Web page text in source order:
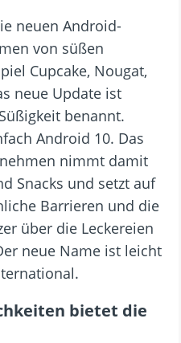
neuen Android-
von süßen
Cupcake, Nougat,
neue Update ist
benannt.
Android 10. Das
nimmt damit
Snacks und setzt auf
Barrieren und die
über die Leckereien
neue Name ist leicht
bietet die